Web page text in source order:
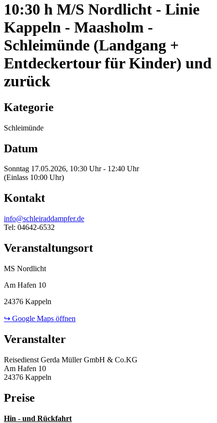
10:30 h M/S Nordlicht - Linie
Kappeln - Maasholm -
Schleimünde (Landgang +
Entdeckertour für Kinder) und
zurück
Kategorie
Schleimünde
Datum
Sonntag 17.05.2026, 10:30 Uhr - 12:40 Uhr
(Einlass 10:00 Uhr)
Kontakt
info@schleiraddampfer.de
Tel: 04642-6532
Veranstaltungsort
MS Nordlicht
Am Hafen 10
24376 Kappeln
↪ Google Maps öffnen
Veranstalter
Reisedienst Gerda Müller GmbH & Co.KG
Am Hafen 10
24376 Kappeln
Preise
Hin - und Rückfahrt